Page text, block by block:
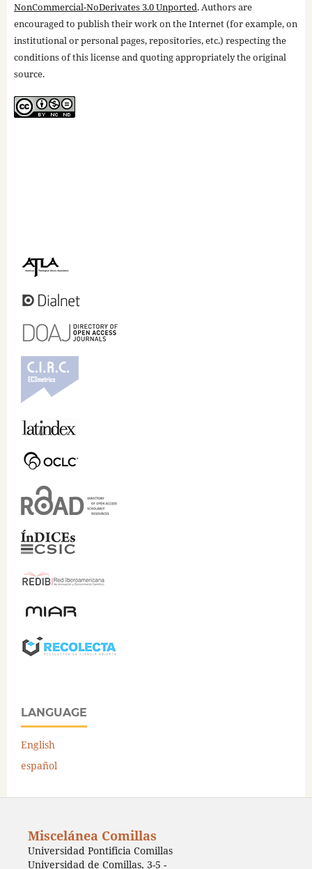
NonCommercial-NoDerivates 3.0 Unported. Authors are
encouraged to publish their work on the Internet (for example, on
institutional or personal pages, repositories, etc.) respecting the
conditions of this license and quoting appropriately the original
source.
LANGUAGE
English
español
Miscelánea Comillas
Universidad Pontificia Comillas
Universidad de Comillas, 3-5 -